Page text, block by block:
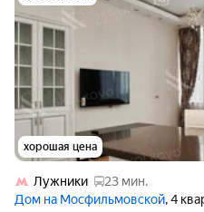
хорошая цена
Лужники
23 мин.
Дом на Мосфильмовской, 4